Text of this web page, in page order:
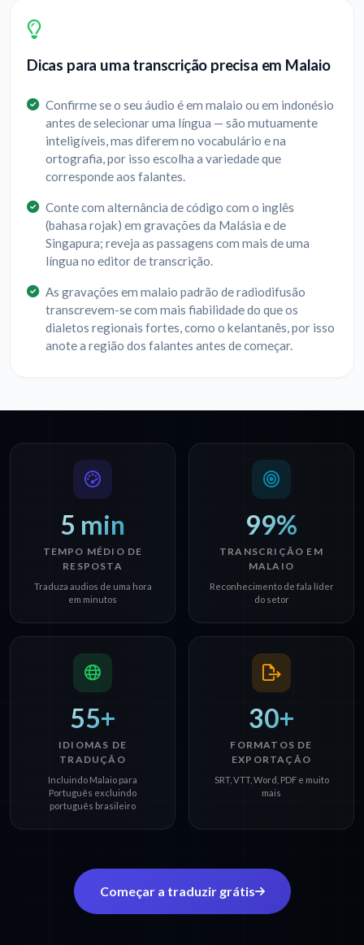
Dicas para uma transcrição precisa em Malaio
Confirme se o seu áudio é em malaio ou em indonésio
antes de selecionar uma língua — são mutuamente
inteligíveis, mas diferem no vocabulário e na
ortografia, por isso escolha a variedade que
corresponde aos falantes.
Conte com alternância de código com o inglês
(bahasa rojak) em gravações da Malásia e de
Singapura; reveja as passagens com mais de uma
língua no editor de transcrição.
As gravações em malaio padrão de radiodifusão
transcrevem-se com mais fiabilidade do que os
dialetos regionais fortes, como o kelantanês, por isso
anote a região dos falantes antes de começar.
5 min
TEMPO MÉDIO DE
RESPOSTA
Traduza audios de uma hora
em minutos
99%
TRANSCRIÇÃO EM
MALAIO
Reconhecimento de fala líder
do setor
55+
IDIOMAS DE
TRADUÇÃO
Incluindo Malaio para
Português excluindo
português brasileiro
30+
FORMATOS DE
EXPORTAÇÃO
SRT, VTT, Word, PDF e muito
mais
Começar a traduzir grátis